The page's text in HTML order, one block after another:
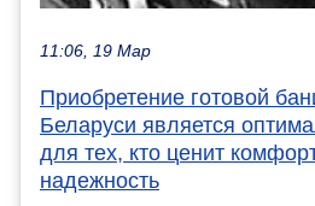
11:06, 19 Мар
Приобретение готовой
Беларуси является
для тех, кто ценит
надежность